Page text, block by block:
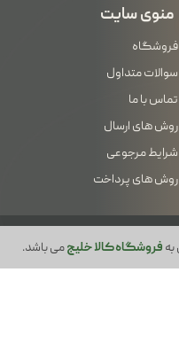
فروشگاه کالا خلیجمی باشد.
منوی سایت
فروشگاه
سوالات متداول
تماس با ما
روش های ارسال
شرایط مرجوعی
روش های پرداخت